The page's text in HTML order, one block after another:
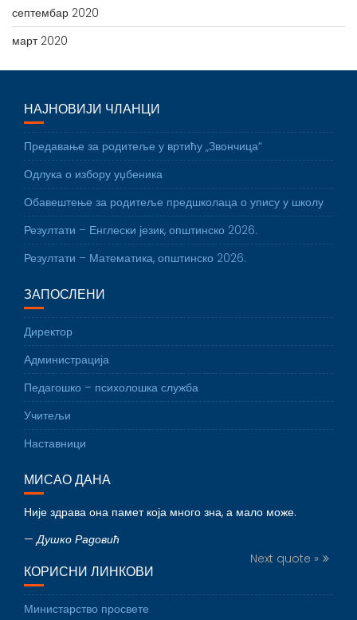
септембар 2020
март 2020
НАЈНОВИЈИ ЧЛАНЦИ
Предавање за родитеље у вртићу „Звончица“
Одлука о избору уџбеника
Обавештење за родитеље предшколаца о упису у школу
Резултати – Енглески језик, општинско 2026.
Резултати – Математика, општинско 2026.
ЗАПОСЛЕНИ
Директор
Администрација
Педагошко – психолошка служба
Учитељи
Наставници
МИСАО ДАНА
Није здрава она памет која много зна, а мало може.
—Душко Радовић
Next quote »
КОРИСНИ ЛИНКОВИ
Министарство просвете